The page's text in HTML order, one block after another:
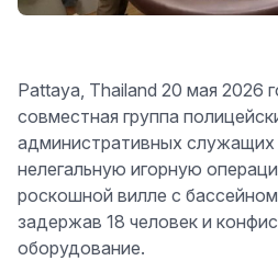
Pattaya, Thailand 20 мая 2026
совместная группа
административных
нелегальную игорную
роскошной вилле с
задержав 18 человек и
оборудование.